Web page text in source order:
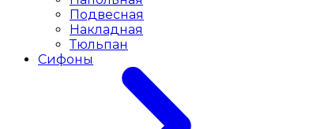
Подвесная
Накладная
Тюльпан
Сифоны